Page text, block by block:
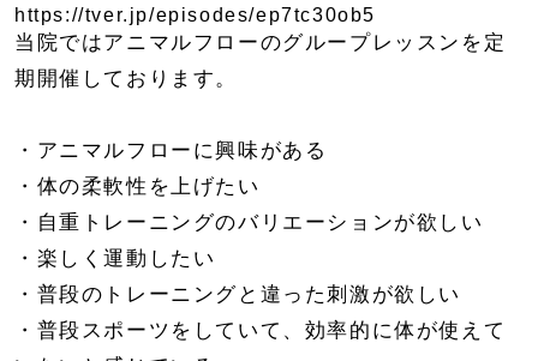
https://tver.jp/episodes/ep7tc30ob5
当院ではアニマルフローのグループレッスンを定
期開催しております。
・アニマルフローに興味がある
・体の柔軟性を上げたい
・自重トレーニングのバリエーションが欲しい
・楽しく運動したい
・普段のトレーニングと違った刺激が欲しい
・普段スポーツをしていて、効率的に体が使えて